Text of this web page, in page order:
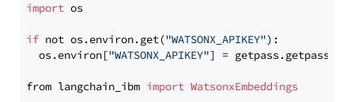
import os
if not os.environ.get("WATSONX_APIKEY"):
  os.environ[
"WATSONX_APIKEY"] = getpass.getpass(
from langchain_ibm import WatsonxEmbeddings